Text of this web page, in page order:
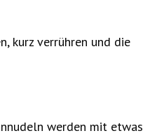
kurz verrühren und die
werden mit etwas